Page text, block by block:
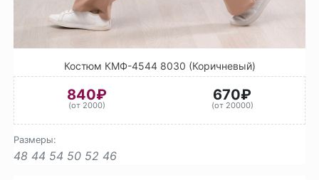
Костюм КМФ-4544 8030 (Коричневый)
840₽
(от 2000)
670₽
(от 20000)
Размеры:
48 44 54 50 52 46